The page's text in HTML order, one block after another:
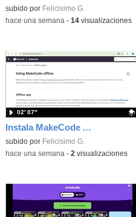
Contenido educativo.
subido por Felicisimo G.
-hace una semana - 14visualizaciones
Instala MakeCode Arcade offline para programar grandes juegos sin necesidad de Internet
Contenido educativo.
subido por Felicisimo G.
02′ 07″
-hace una semana - 2 visualizaciones